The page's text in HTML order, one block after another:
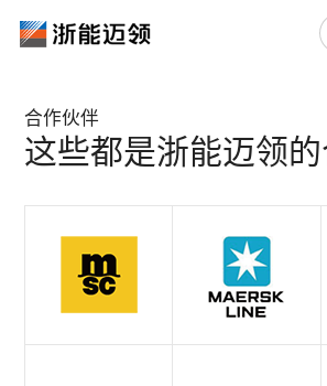
合作伙伴
这些都是浙能迈领